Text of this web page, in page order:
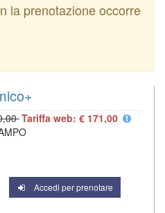
la prenotazione occorre
Tariffa web: € 171,00
Accedi per prenotare